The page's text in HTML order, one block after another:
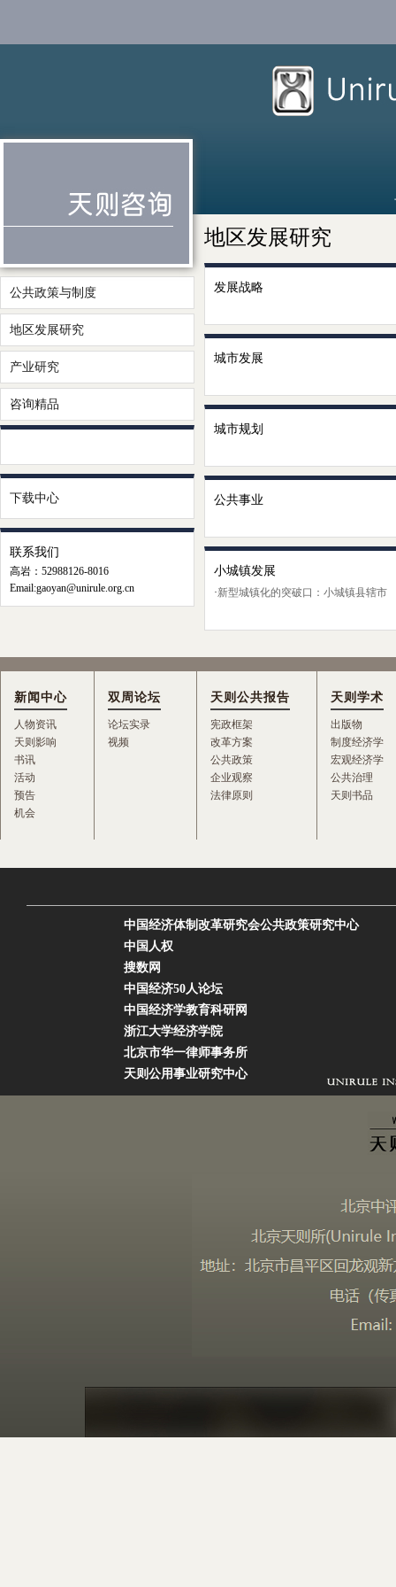
公共政策与制度
地区发展研究
产业研究
咨询精品
下载中心
联系我们
高岩：52988126-8016
Email:gaoyan@unirule.org.cn
地区发展研究
发展战略
城市发展
城市规划
公共事业
小城镇发展
·新型城镇化的突破口：小城镇县辖市
新闻中心
人物资讯
天则影响
书讯
活动
预告
机会
双周论坛
论坛实录
视频
天则公共报告
宪政框架
改革方案
公共政策
企业观察
法律原则
天则学术
出版物
制度经济学
宏观经济学
公共治理
天则书品
中国经济体制改革研究会公共政策研究中心
中国人权
搜数网
中国经济50人论坛
中国经济学教育科研网
浙江大学经济学院
北京市华一律师事务所
天则公用事业研究中心